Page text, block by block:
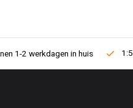
1-2 werkdagen in huis